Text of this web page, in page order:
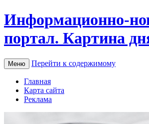
Информационно-
портал. Картина
Меню Перейти к содержимому
Главная
Карта сайта
Реклама